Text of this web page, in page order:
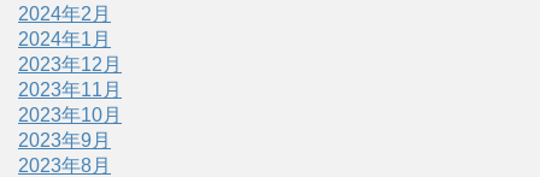
2024年2月
2024年1月
2023年12月
2023年11月
2023年10月
2023年9月
2023年8月